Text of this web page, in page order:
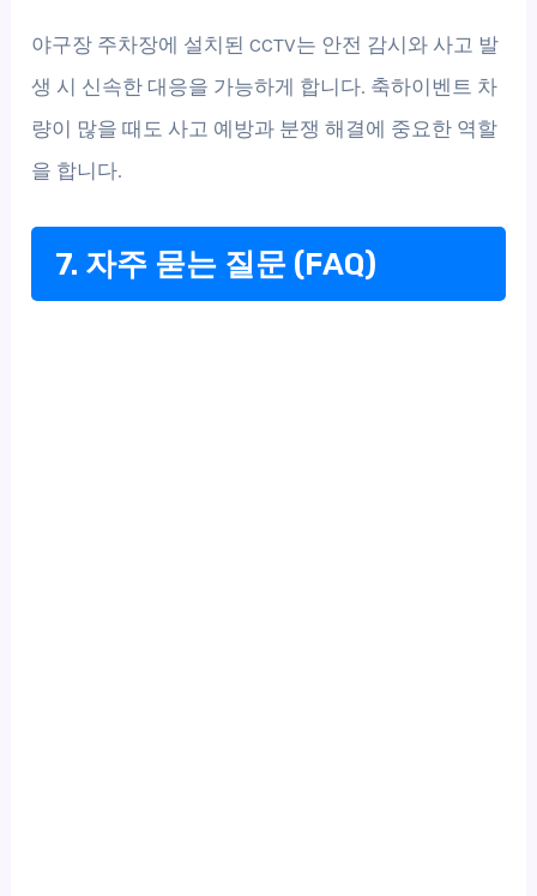
야구장 주차장에 설치된 CCTV는 안전 감시와 사고 발
생 시 신속한 대응을 가능하게 합니다. 축하이벤트 차
량이 많을 때도 사고 예방과 분쟁 해결에 중요한 역할
을 합니다.
7. 자주 묻는 질문 (FAQ)